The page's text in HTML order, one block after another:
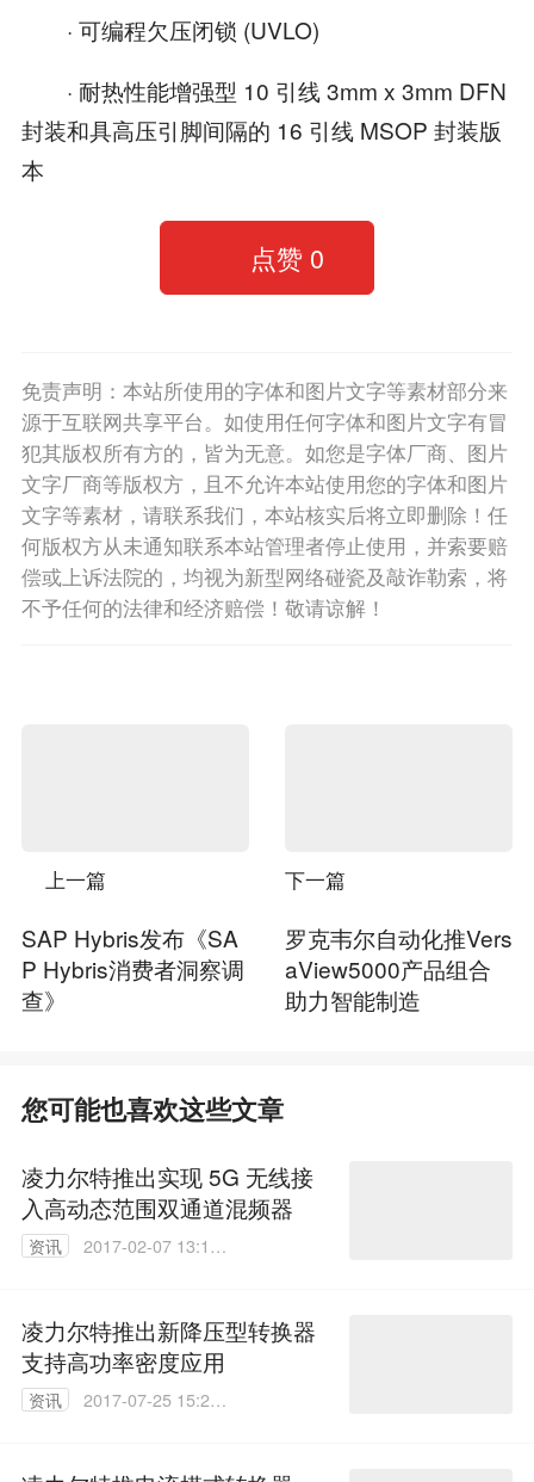
· 可编程欠压闭锁 (UVLO)
· 耐热性能增强型 10 引线 3mm x 3mm DFN
封装和具高压引脚间隔的 16 引线 MSOP 封装版
本
点赞 0
免责声明：本站所使用的字体和图片文字等素材部分来
源于互联网共享平台。如使用任何字体和图片文字有冒
犯其版权所有方的，皆为无意。如您是字体厂商、图片
文字厂商等版权方，且不允许本站使用您的字体和图片
文字等素材，请联系我们，本站核实后将立即删除！任
何版权方从未通知联系本站管理者停止使用，并索要赔
偿或上诉法院的，均视为新型网络碰瓷及敲诈勒索，将
不予任何的法律和经济赔偿！敬请谅解！
上一篇
SAP Hybris发布《SA
P Hybris消费者洞察调
查》
下一篇
罗克韦尔自动化推Vers
aView5000产品组合
助力智能制造
您可能也喜欢这些文章
凌力尔特推出实现 5G 无线接
入高动态范围双通道混频器
资讯
2017-02-07 13:11:
凌力尔特推出新降压型转换器
支持高功率密度应用
资讯
2017-07-25 15:26: